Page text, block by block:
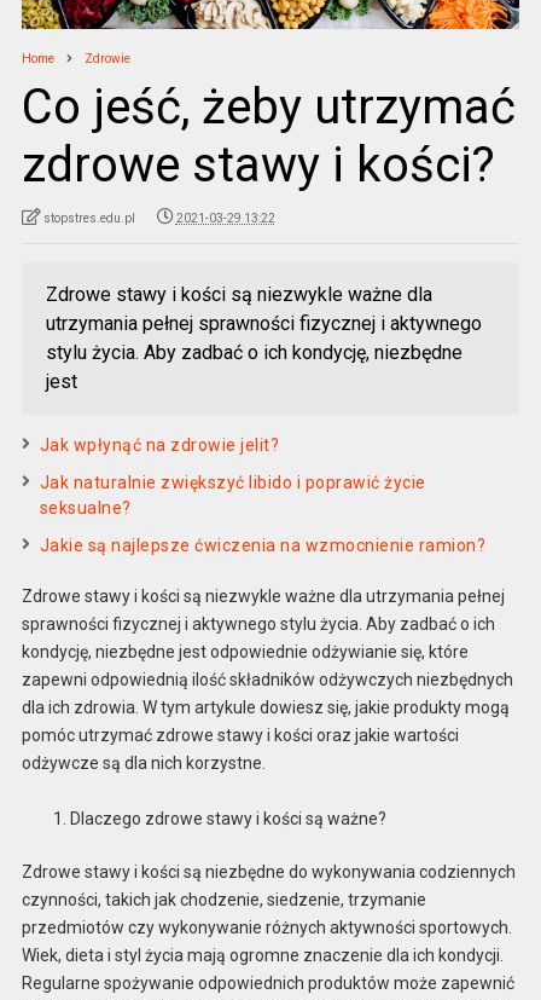
Home Zdrowie
Co jeść, żeby utrzymać
zdrowe stawy i kości?
stopstres.edu.pl 2021-03-29 13:22
Zdrowe stawy i kości są niezwykle ważne dla
utrzymania pełnej sprawności fizycznej i aktywnego
stylu życia. Aby zadbać o ich kondycję, niezbędne
jest
Jak wpłynąć na zdrowie jelit?
Jak naturalnie zwiększyć libido i poprawić życie
seksualne?
Jakie są najlepsze ćwiczenia na wzmocnienie ramion?
Zdrowe stawy i kości są niezwykle ważne dla utrzymania pełnej
sprawności fizycznej i aktywnego stylu życia. Aby zadbać o ich
kondycję, niezbędne jest odpowiednie odżywianie się, które
zapewni odpowiednią ilość składników odżywczych niezbędnych
dla ich zdrowia. W tym artykule dowiesz się, jakie produkty mogą
pomóc utrzymać zdrowe stawy i kości oraz jakie wartości
odżywcze są dla nich korzystne.
Dlaczego zdrowe stawy i kości są ważne?
Zdrowe stawy i kości są niezbędne do wykonywania codziennych
czynności, takich jak chodzenie, siedzenie, trzymanie
przedmiotów czy wykonywanie różnych aktywności sportowych.
Wiek, dieta i styl życia mają ogromne znaczenie dla ich kondycji.
Regularne spożywanie odpowiednich produktów może zapewnić